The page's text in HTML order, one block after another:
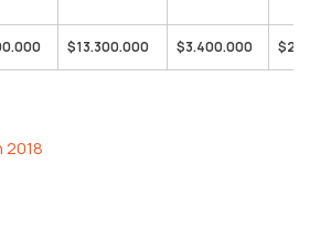
$13.300.000 $3.400.000
2018